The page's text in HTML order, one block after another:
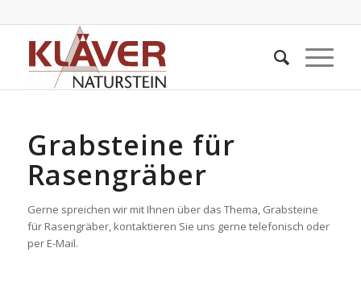
Grabsteine für
Rasengräber
Gerne spreichen wir mit Ihnen über das Thema, Grabsteine
für Rasengräber, kontaktieren Sie uns gerne telefonisch oder
per E-Mail.